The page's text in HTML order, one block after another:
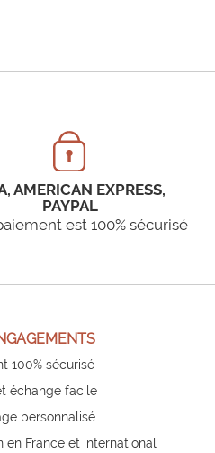
AMERICAN EXPRESS,
PAYPAL
est 100% sécurisé
100% sécurisé
échange facile
personnalisé
en France et international